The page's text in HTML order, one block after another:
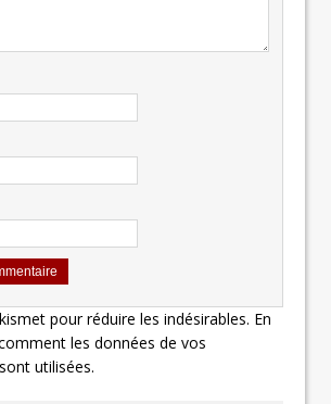
pour réduire les indésirables. En
les données de vos
utilisées.